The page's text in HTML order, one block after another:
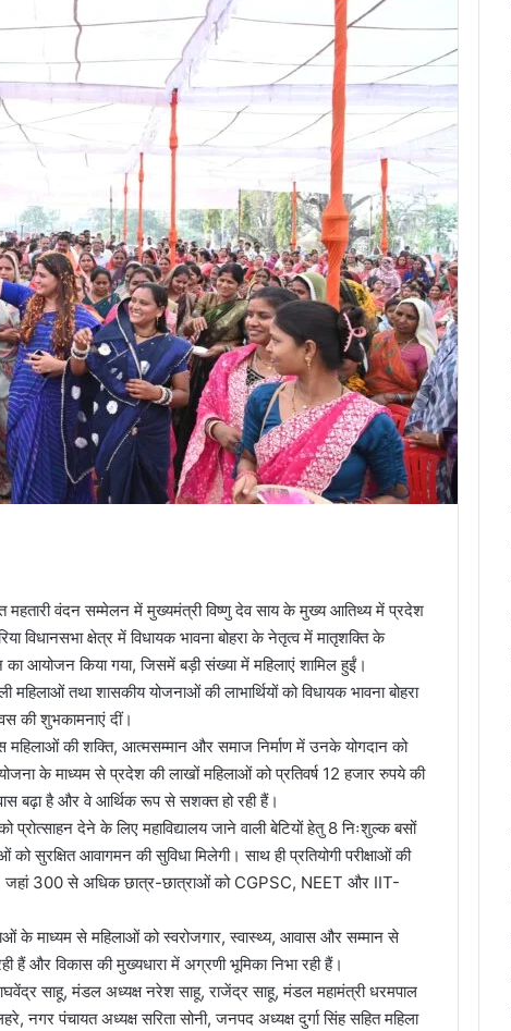
महतारी वंदन सम्मेलन में मुख्यमंत्री विष्णु देव साय के मुख्य आतिथ्य में प्रदेश
विधानसभा क्षेत्र में विधायक भावना बोहरा के नेतृत्व में मातृशक्ति के
आयोजन किया गया, जिसमें बड़ी संख्या में महिलाएं शामिल हुईं।
महिलाओं तथा शासकीय योजनाओं की लाभार्थियों को विधायक भावना बोहरा
की शुभकामनाएं दीं।
महिलाओं की शक्ति, आत्मसम्मान और समाज निर्माण में उनके योगदान को
के माध्यम से प्रदेश की लाखों महिलाओं को प्रतिवर्ष 12 हजार रुपये की
बढ़ा है और वे आर्थिक रूप से सशक्त हो रही हैं।
प्रोत्साहन देने के लिए महाविद्यालय जाने वाली बेटियों हेतु 8 निःशुल्क बसों
सुरक्षित आवागमन की सुविधा मिलेगी। साथ ही प्रतियोगी परीक्षाओं की
जहां 300 से अधिक छात्र-छात्राओं को CGPSC, NEET और IIT-
के माध्यम से महिलाओं को स्वरोजगार, स्वास्थ्य, आवास और सम्मान से
हैं और विकास की मुख्यधारा में अग्रणी भूमिका निभा रही हैं।
साहू, मंडल अध्यक्ष नरेश साहू, राजेंद्र साहू, मंडल महामंत्री धरमपाल
नगर पंचायत अध्यक्ष सरिता सोनी, जनपद अध्यक्ष दुर्गा सिंह सहित महिला